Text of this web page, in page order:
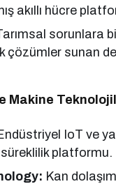
akıllı hücre
sorunlara
çözümler sunan
Makine
IoT ve
platformu.
Kan